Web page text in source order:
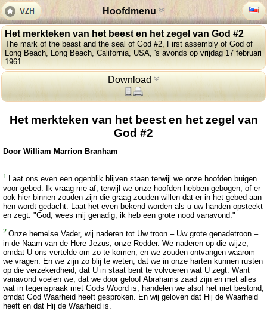
Hoofdmenu
Het merkteken van het beest en het zegel van God #2
The mark of the beast and the seal of God #2, First assembly of God of
Long Beach, Long Beach, California, USA, 's avonds op vrijdag 17 februari
1961
Download
Het merkteken van het beest en het zegel van
God #2
Door William Marrion Branham
1
Laat ons even een ogenblik blijven staan terwijl we onze hoofden buigen
voor gebed. Ik vraag me af, terwijl we onze hoofden hebben gebogen, of er
ook hier binnen zouden zijn die graag zouden willen dat er in het gebed aan
hen wordt gedacht. Laat het even bekend worden als u uw handen opsteekt
en zegt: "God, wees mij genadig, ik heb een grote nood vanavond."
2 Onze hemelse Vader, wij naderen tot Uw troon – Uw grote genadetroon –
in de Naam van de Here Jezus, onze Redder. We naderen op die wijze,
omdat U ons vertelde om zo te komen, en we zouden ontvangen waarom
we vragen. En we zijn zo blij te weten, dat we in onze harten kunnen rusten
op die verzekerdheid, dat U in staat bent te volvoeren wat U zegt. Want
vanavond voelen we, dat we door geloof Abrahams zaad zijn en met alles
wat in tegenspraak met Gods Woord is, handelen we alsof het niet bestond,
omdat God Waarheid heeft gesproken. En wij geloven dat Hij de Waarheid
heeft en dat Hij de Waarheid is.